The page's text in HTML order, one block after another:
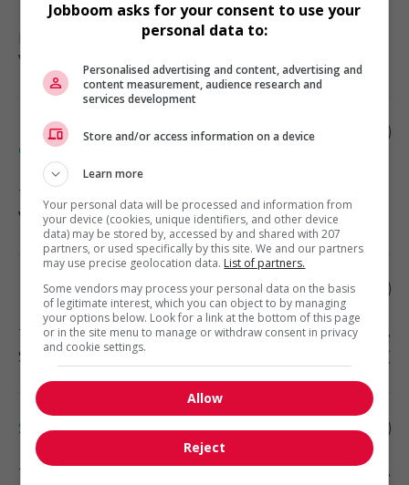
Vente, achat et service à la clientèle
Démonstrateur(trice) de produits en
épicerie
Trois-Pistoles , QC
Vente, achat et service à la clientèle
Préposé aux résidents
Trois-Pistoles, QC
Santé
Service en salle à manger
Trois-Pistoles
Jobboom asks for your consent to use your
personal data to:
Personalised advertising and content, advertising and
content measurement, audience research and
services development
Store and/or access information on a device
Learn more
Your personal data will be processed and information from
your device (cookies, unique identifiers, and other device
data) may be stored by, accessed by and shared with 207
partners, or used specifically by this site. We and our partners
may use precise geolocation data. List of partners.
Some vendors may process your personal data on the basis
of legitimate interest, which you can object to by managing
your options below. Look for a link at the bottom of this page
or in the site menu to manage or withdraw consent in privacy
and cookie settings.
Allow
Reject